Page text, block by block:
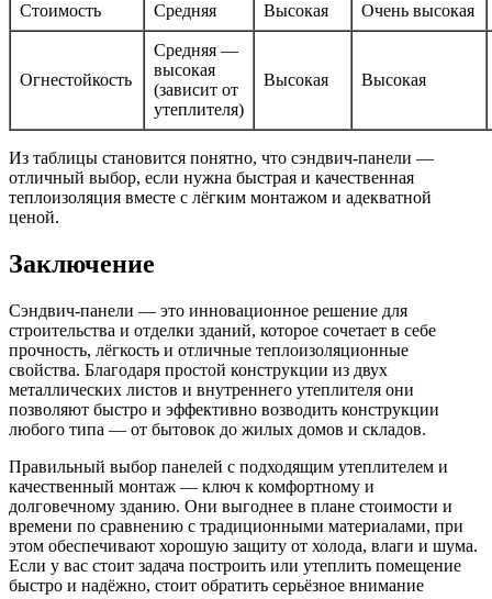
Стоимость Средняя Высокая Очень высокая
Огнестойкость
Средняя —
высокая
(зависит от
утеплителя)
Высокая Высокая
Из таблицы становится понятно, что сэндвич-панели —
отличный выбор, если нужна быстрая и качественная
теплоизоляция вместе с лёгким монтажом и адекватной
ценой.
Заключение
Сэндвич-панели — это инновационное решение для
строительства и отделки зданий, которое сочетает в себе
прочность, лёгкость и отличные теплоизоляционные
свойства. Благодаря простой конструкции из двух
металлических листов и внутреннего утеплителя они
позволяют быстро и эффективно возводить конструкции
любого типа — от бытовок до жилых домов и складов.
Правильный выбор панелей с подходящим утеплителем и
качественный монтаж — ключ к комфортному и
долговечному зданию. Они выгоднее в плане стоимости и
времени по сравнению с традиционными материалами, при
этом обеспечивают хорошую защиту от холода, влаги и шума.
Если у вас стоит задача построить или утеплить помещение
быстро и надёжно, стоит обратить серьёзное внимание